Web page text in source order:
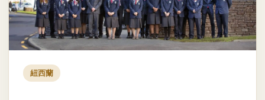
紐西蘭